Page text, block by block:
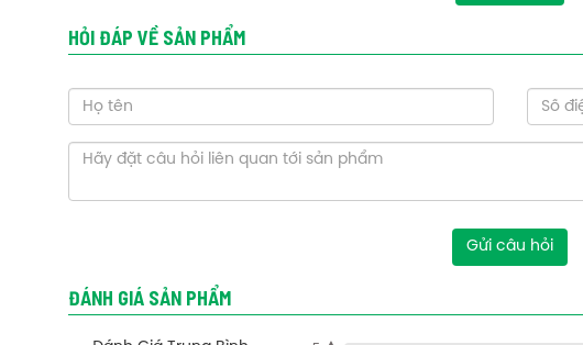
HỎI ĐÁP VỀ SẢN PHẨM
Gửi câu hỏi
ĐÁNH GIÁ SẢN PHẨM